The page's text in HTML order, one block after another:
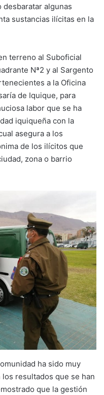
desbaratar algunas
sustancias ilícitas en la
terreno al Suboficial
Nª2 y al Sargento
a la Oficina
de Iquique, para
labor que se ha
iquiqueña con la
asegura a los
de los ilícitos que
zona o barrio
ha sido muy
resultados que se han
que la gestión